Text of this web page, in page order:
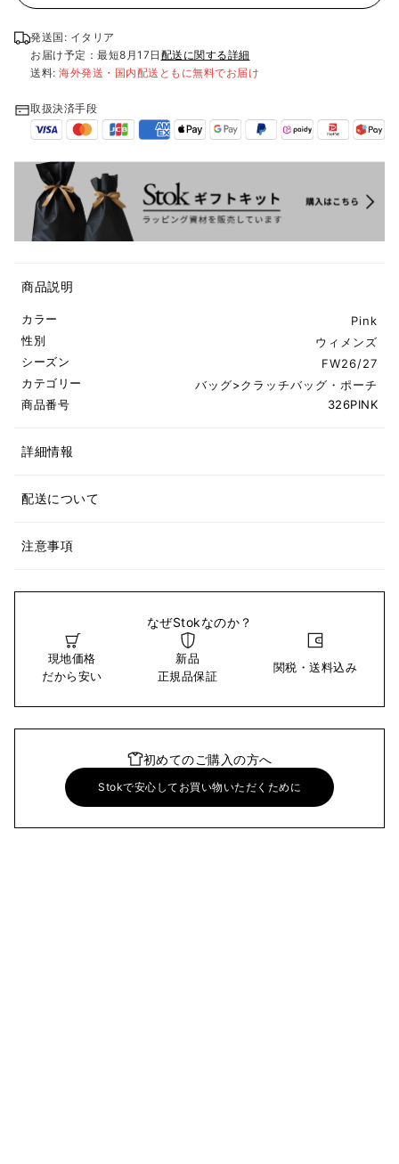
発送国: イタリア
お届け予定：最短8月17日 配送に関する詳細
送料: 海外発送・国内配送ともに無料でお届け
取扱決済手段
商品説明
カラー
Pink
性別
ウィメンズ
シーズン
FW26/27
カテゴリー
バッグ>クラッチバッグ・ポーチ
商品番号
326PINK
詳細情報
配送について
注意事項
なぜStokなのか？
現地価格
だから安い
新品
正規品保証
関税・送料込み
初めてのご購入の方へ
Stokで安心してお買い物いただくために